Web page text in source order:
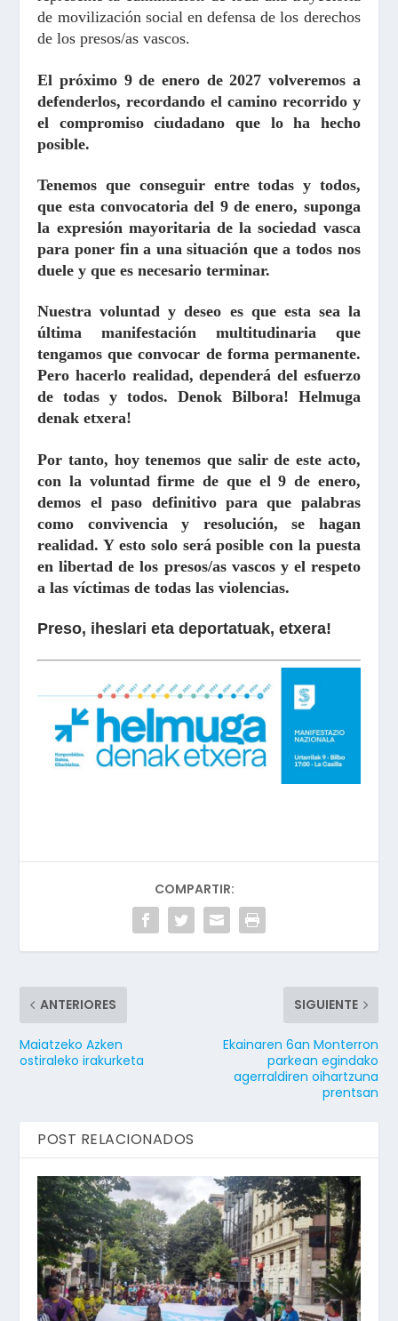
de movilización social en defensa de los derechos
de los presos/as vascos.
El próximo 9 de enero de 2027 volveremos a
defenderlos, recordando el camino recorrido y
el compromiso ciudadano que lo ha hecho
posible.
Tenemos que conseguir entre todas y todos,
que esta convocatoria del 9 de enero, suponga
la expresión mayoritaria de la sociedad vasca
para poner fin a una situación que a todos nos
duele y que es necesario terminar.
Nuestra voluntad y deseo es que esta sea la
última manifestación multitudinaria que
tengamos que convocar de forma permanente.
Pero hacerlo realidad, dependerá del esfuerzo
de todas y todos. Denok Bilbora! Helmuga
denak etxera!
Por tanto, hoy tenemos que salir de este acto,
con la voluntad firme de que el 9 de enero,
demos el paso definitivo para que palabras
como convivencia y resolución, se hagan
realidad. Y esto solo será posible con la puesta
en libertad de los presos/as vascos y el respeto
a las víctimas de todas las violencias.
Preso, iheslari eta deportatuak, etxera!
COMPARTIR:
ANTERIORES
Maiatzeko Azken
ostiraleko irakurketa
SIGUIENTE
Ekainaren 6an Monterron
parkean egindako
agerraldiren oihartzuna
prentsan
POST RELACIONADOS